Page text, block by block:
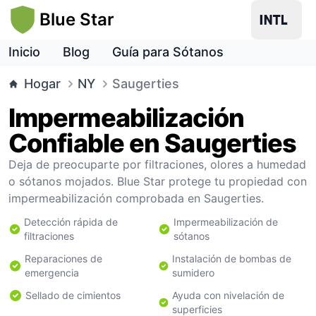
Blue Star
Inicio Blog Guía para Sótanos
Hogar NY Saugerties
Impermeabilización
Confiable en Saugerties
Deja de preocuparte por filtraciones, olores a humedad
o sótanos mojados. Blue Star protege tu propiedad con
impermeabilización comprobada en Saugerties.
Detección rápida de
filtraciones
Impermeabilización de
sótanos
Reparaciones de
emergencia
Instalación de bombas de
sumidero
Sellado de cimientos
Ayuda con nivelación de
superficies